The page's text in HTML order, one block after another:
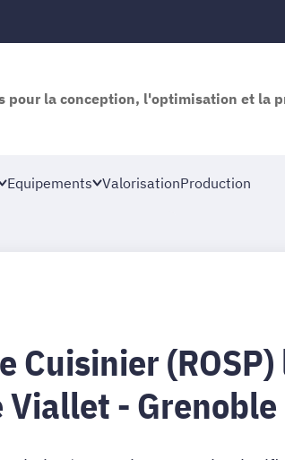
pour la conception, l'optimisation et la
Equipements ValorisationProduction
Cuisinier
Viallet -